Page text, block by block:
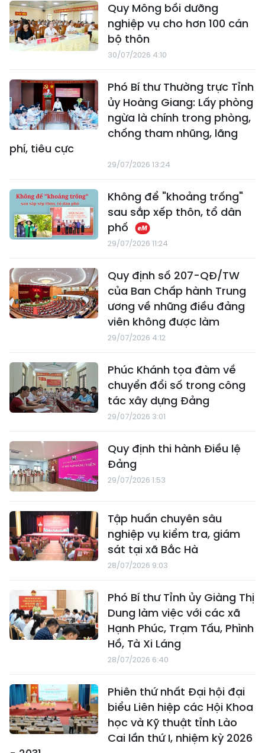
Quy Mông bồi dưỡng
nghiệp vụ cho hơn 100 cán
bộ thôn
30/07/2026 4:10
Phó Bí thư Thường trực Tỉnh
ủy Hoàng Giang: Lấy phòng
ngừa là chính trong phòng,
chống tham nhũng, lãng
phí, tiêu cực
29/07/2026 13:24
Không để "khoảng trống"
sau sắp xếp thôn, tổ dân
phố
29/07/2026 11:24
Quy định số 207-QĐ/TW
của Ban Chấp hành Trung
ương về những điều đảng
viên không được làm
29/07/2026 4:12
Phúc Khánh tọa đàm về
chuyển đổi số trong công
tác xây dựng Đảng
29/07/2026 3:01
Quy định thi hành Điều lệ
Đảng
29/07/2026 1:53
Tập huấn chuyên sâu
nghiệp vụ kiểm tra, giám
sát tại xã Bắc Hà
28/07/2026 9:03
Phó Bí thư Tỉnh ủy Giàng Thị
Dung làm việc với các xã
Hạnh Phúc, Trạm Tấu, Phình
Hồ, Tà Xi Láng
28/07/2026 6:40
Phiên thứ nhất Đại hội đại
biểu Liên hiệp các Hội Khoa
học và Kỹ thuật tỉnh Lào
Cai lần thứ I, nhiệm kỳ 2026